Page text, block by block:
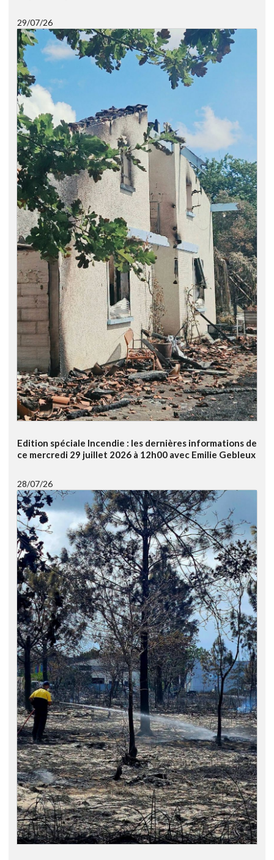
29/07/26
Edition spéciale Incendie : les dernières informations de
ce mercredi 29 juillet 2026 à 12h00 avec Emilie Gebleux
28/07/26